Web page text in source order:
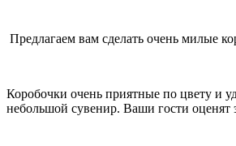
Предлагаем вам сделать очень милые
Коробочки очень приятные по цвету и
небольшой сувенир. Ваши гости